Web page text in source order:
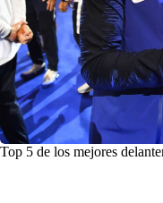
Top 5 de los mejores